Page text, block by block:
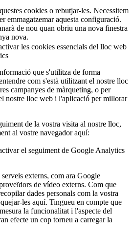
cookies o rebutjar-les. Necessitem
emmagatzemar aquesta configuració.
de nou quan obriu una nova finestra
nova.
les cookies essencials del lloc web
que s'utilitza de forma
com s'està utilitzant el nostre lloc
campanyes de màrqueting, o per
nostre lloc web i l'aplicació per millorar
de la vostra visita al nostre lloc,
al vostre navegador aquí:
el seguiment de Google Analytics
externs, com ara Google
de vídeo externs. Com que
dades personals com la vostra
les aquí. Tingueu en compte que
la funcionalitat i l'aspecte del
efecte un cop torneu a carregar la